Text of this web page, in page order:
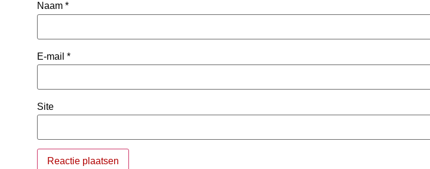
Naam *
E-mail *
Site